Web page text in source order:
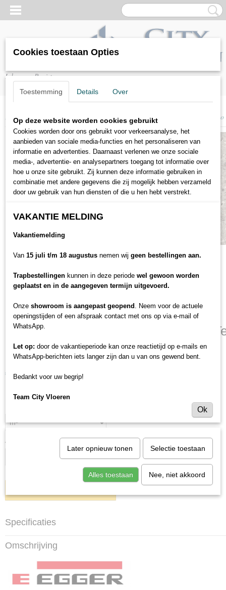
Inloggen Registreren
Home > > Laminaat> > Egger Kingsize 8mm - 207
Egger Kingsize 8mm - 207 Triestino
grijs
€ 27,95 (inclusief btw 21%)
Aantal
Specificaties
Productcode
Afmetingen (l,b,h)
129,20 x 32,70 x 0,80 cm
Garantie
Omschrijving
Cookies toestaan Opties
Toestemming Details Over
Op deze website worden cookies gebruikt
Cookies worden door ons gebruikt voor verkeersanalyse, het
aanbieden van sociale media-functies en het personaliseren van
informatie en advertenties. Daarnaast verlenen we onze sociale
media-, advertentie- en analysepartners toegang tot informatie over
hoe u onze site gebruikt. Zij kunnen deze informatie gebruiken in
combinatie met andere gegevens die zij mogelijk hebben verzameld
door uw gebruik van hun diensten of die u hen hebt verstrekt.
VAKANTIE MELDING
Vakantiemelding
Van 15 juli t/m 18 augustus nemen wij geen bestellingen aan.
Trapbestellingen kunnen in deze periode wel gewoon worden
geplaatst en in de aangegeven termijn uitgevoerd.
Onze showroom is aangepast geopend . Neem voor de actuele
openingstijden of een afspraak contact met ons op via e-mail of
WhatsApp.
Let op: door de vakantieperiode kan onze reactietijd op e-mails en
WhatsApp-berichten iets langer zijn dan u van ons gewend bent.
Bedankt voor uw begrip!
Team City Vloeren
Ok
Later opnieuw tonen Selectie toestaan
Alles toestaan Nee, niet akkoord